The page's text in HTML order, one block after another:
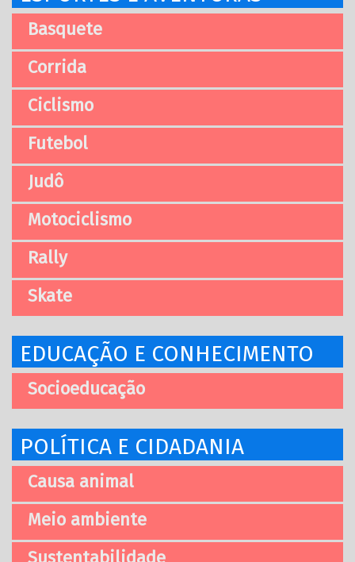
Basquete
Corrida
Ciclismo
Futebol
Judô
Motociclismo
Rally
Skate
EDUCAÇÃO E CONHECIMENTO
Socioeducação
POLÍTICA E CIDADANIA
Causa animal
Meio ambiente
Sustentabilidade